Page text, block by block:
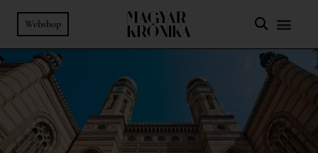
Webshop